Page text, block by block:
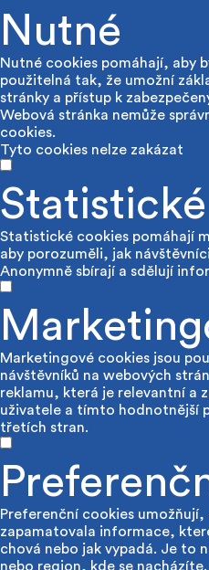
Nutné
Nutné cookies pomáhají, aby
použitelná tak, že umožní
stránky a přístup k
Webová stránka nemůže
cookies.
Tyto cookies nelze zakázat
Statistické
Statistické cookies pomáhají
aby porozuměli, jak
Anonymně sbírají a sdělují
Marketingové cookies jsou
návštěvníků na webových
reklamu, která je relevantní a
uživatele a tímto hodnotnější
třetích stran.
Preferenční cookies umožňují,
zapamatovala informace,
chová nebo jak vypadá. Je to
nebo region, kde se nacházíte.